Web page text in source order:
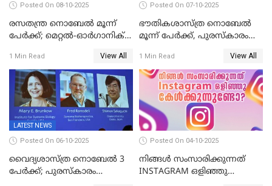
Posted On 08-10-2025
രസതന്ത്ര നൊബേല്‍ മൂന്ന്
പേർക്ക്; മെറ്റൽ-ഓർഗാനിക്
വികസനത്തിന്' നൽകിയ
സംഭാവനകൾക്ക് പുരസ്‍കാരം
1 Min Read View All
Posted On 07-10-2025
ഭൗതികശാസ്ത്ര നൊബേല്‍
മൂന്ന് പേർക്ക്, പുരസ്‌കാരം
ഗവേഷണത്തിന്
1 Min Read View All
LATEST NEWS
Posted On 06-10-2025
വൈദ്യശാസ്ത്ര നൊബേൽ 3
പേർക്ക്; പുരസ്കാരം
Posted On 04-10-2025
നിങ്ങൾ സംസാരിക്കുന്നത്
INSTAGRAM ഒളിഞ്ഞു